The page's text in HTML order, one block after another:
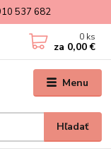
537 682
Menu
Hľadať
0 ks
za 0,00 €